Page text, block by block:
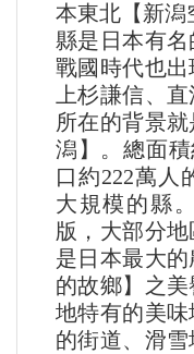
本東北【新潟
縣是日本有
戰國時代也
上杉謙信、
所在的背景
潟】。總面
口約222萬人
大規模的縣
版，大部分地
是日本最大
的故鄉】之
地特有的美
的街道、滑